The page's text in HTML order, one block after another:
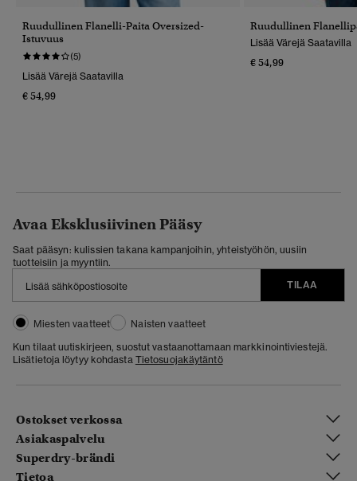
Ruudullinen Flanelli-Paita Oversized-
Istuvuus
(5)
Lisää Värejä Saatavilla
€ 54,99
Ruudullinen
Lisää Värejä Saatavilla
€ 54,99
Avaa Eksklusiivinen Pääsy
Saat pääsyn: kulissien takana kampanjoihin, yhteistyöhön, uusiin
tuotteisiin ja myyntiin.
TILAA
Miesten vaatteet
Naisten vaatteet
Kun tilaat uutiskirjeen, suostut vastaanottamaan markkinointiviestejä.
Lisätietoja löytyy kohdasta Tietosuojakäytäntö
Ostokset verkossa
Asiakaspalvelu
Superdry-brändi
Tietoa